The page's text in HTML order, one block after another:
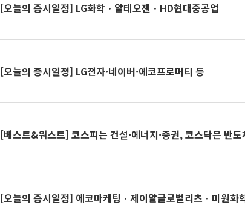
[오늘의 증시일정] LG화학ㆍ알테오젠ㆍHD현대중공업
[오늘의 증시일정] LG전자·네이버·에코프로머티 등
[베스트&워스트] 코스피는 건설·에너지·증권, 코스닥은 반
[오늘의 증시일정] 에코마케팅ㆍ제이알글로벌리츠ㆍ미원화